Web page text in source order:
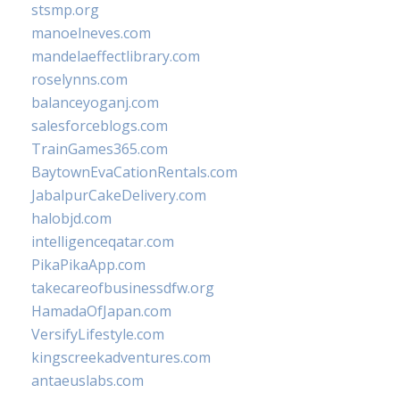
stsmp.org
manoelneves.com
mandelaeffectlibrary.com
roselynns.com
balanceyoganj.com
salesforceblogs.com
TrainGames365.com
BaytownEvaCationRentals.com
JabalpurCakeDelivery.com
halobjd.com
intelligenceqatar.com
PikaPikaApp.com
takecareofbusinessdfw.org
HamadaOfJapan.com
VersifyLifestyle.com
kingscreekadventures.com
antaeuslabs.com